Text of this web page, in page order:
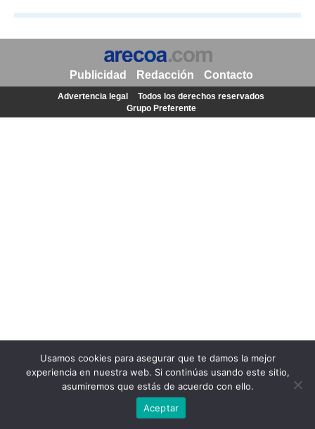
Usamos cookies para asegurar que te damos la mejor
experiencia en nuestra web. Si continúas usando este sitio,
asumiremos que estás de acuerdo con ello.
Aceptar
Publicidad Redacción Contacto
Advertencia legal
Todos los derechos reservados
Grupo Preferente